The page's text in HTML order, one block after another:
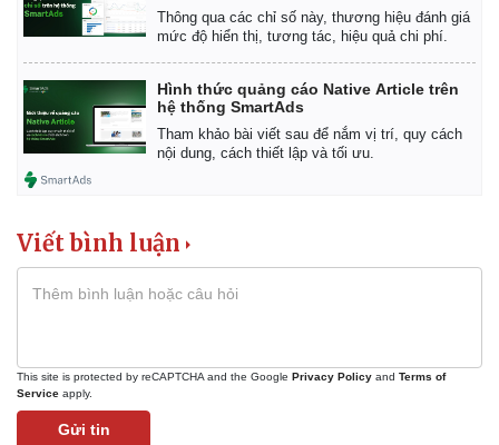
Bất động sản
Khởi nghiệp
Thị trường
Giá vàng
Tiêu dùng
Tỷ giá
Chứng khoán
Giá cà phê
Thông qua các chỉ số này, thương hiệu đánh giá
mức độ hiển thị, tương tác, hiệu quả chi phí.
Hình thức quảng cáo Native Article trên
hệ thống SmartAds
Tham khảo bài viết sau để nắm vị trí, quy cách
nội dung, cách thiết lập và tối ưu.
Viết bình luận
This site is protected by reCAPTCHA and the Google Privacy Policy and Terms of
Service apply.
Gửi tin